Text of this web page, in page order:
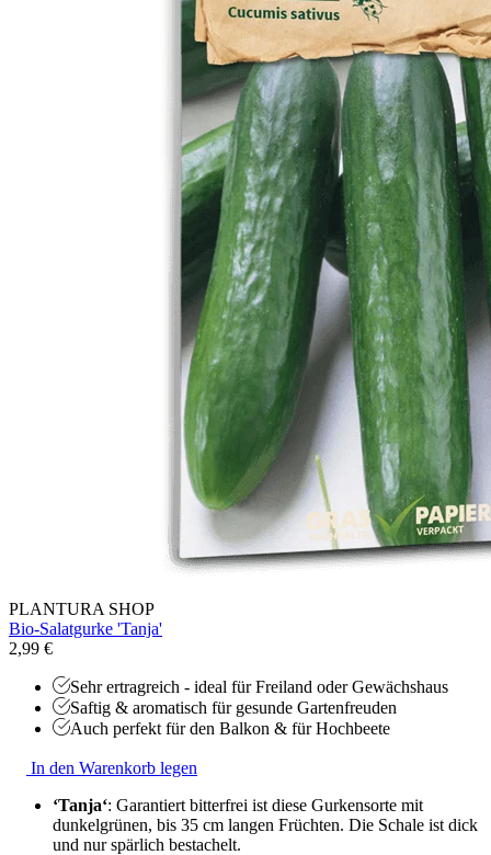
PLANTURA SHOP
Bio-Salatgurke 'Tanja'
2,99 €
Sehr ertragreich - ideal für Freiland oder Gewächshaus
Saftig & aromatisch für gesunde Gartenfreuden
Auch perfekt für den Balkon & für Hochbeete
In den Warenkorb legen
‘Tanja‘: Garantiert bitterfrei ist diese Gurkensorte mit
dunkelgrünen, bis 35 cm langen Früchten. Die Schale ist dick
und nur spärlich bestachelt.